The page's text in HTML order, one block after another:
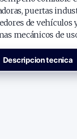
puertas
de vehículos
mecánicos de
Descripcion tecnica